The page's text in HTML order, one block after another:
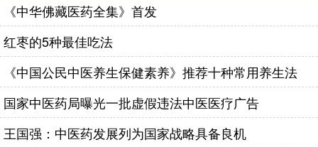
《中华佛藏医药全集》首发
红枣的5种最佳吃法
《中国公民中医养生保健素养》推荐十种常用养生法
国家中医药局曝光一批虚假违法中医医疗广告
王国强：中医药发展列为国家战略具备良机